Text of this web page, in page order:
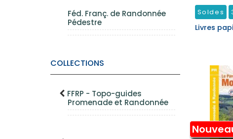
Féd. Franç. de Randonnée
Pédestre
COLLECTIONS
FFRP - Topo-guides
Promenade et Randonnée
Soldes
Livres